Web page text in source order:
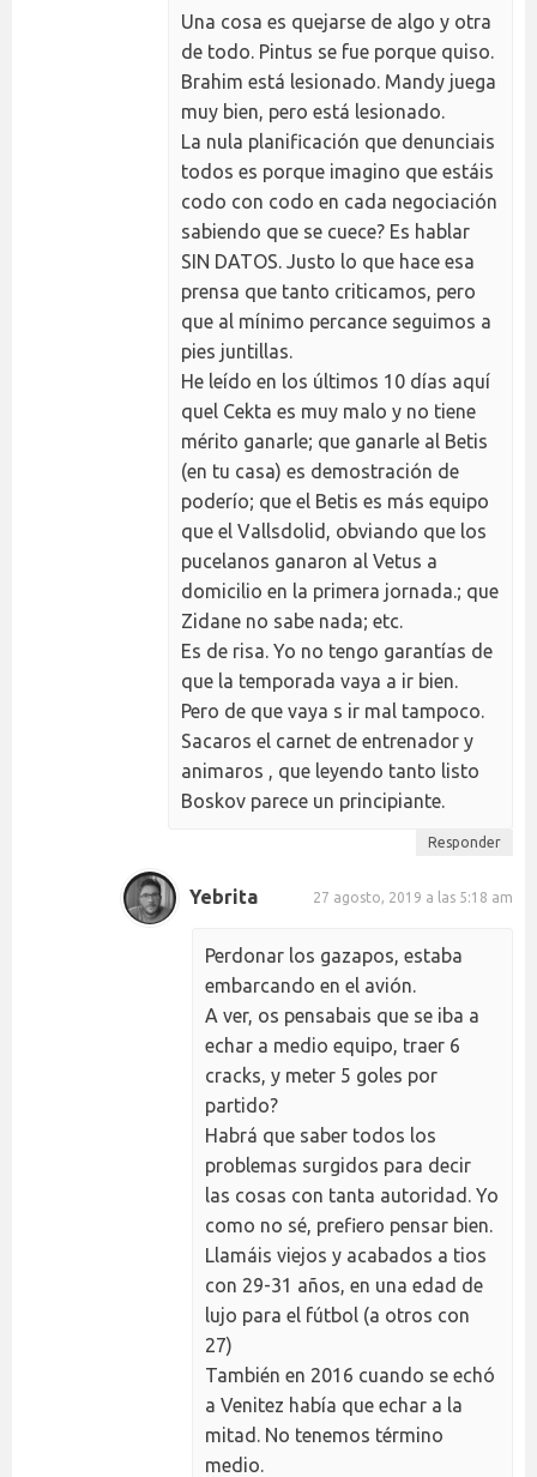
Una cosa es quejarse de algo y otra
de todo. Pintus se fue porque quiso.
Brahim está lesionado. Mandy juega
muy bien, pero está lesionado.
La nula planificación que denunciais
todos es porque imagino que estáis
codo con codo en cada negociación
sabiendo que se cuece? Es hablar
SIN DATOS. Justo lo que hace esa
prensa que tanto criticamos, pero
que al mínimo percance seguimos a
pies juntillas.
He leído en los últimos 10 días aquí
quel Cekta es muy malo y no tiene
mérito ganarle; que ganarle al Betis
(en tu casa) es demostración de
poderío; que el Betis es más equipo
que el Vallsdolid, obviando que los
pucelanos ganaron al Vetus a
domicilio en la primera jornada.; que
Zidane no sabe nada; etc.
Es de risa. Yo no tengo garantías de
que la temporada vaya a ir bien.
Pero de que vaya s ir mal tampoco.
Sacaros el carnet de entrenador y
animaros , que leyendo tanto listo
Boskov parece un principiante.
Responder
Yebrita 27 agosto, 2019 a las 5:18 am
Perdonar los gazapos, estaba
embarcando en el avión.
A ver, os pensabais que se iba a
echar a medio equipo, traer 6
cracks, y meter 5 goles por
partido?
Habrá que saber todos los
problemas surgidos para decir
las cosas con tanta autoridad. Yo
como no sé, prefiero pensar bien.
Llamáis viejos y acabados a tios
con 29-31 años, en una edad de
lujo para el fútbol (a otros con
27)
También en 2016 cuando se echó
a Venitez había que echar a la
mitad. No tenemos término
medio.